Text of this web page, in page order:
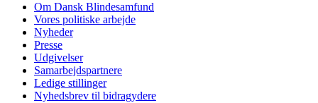
Om Dansk Blindesamfund
Vores politiske arbejde
Nyheder
Presse
Udgivelser
Samarbejdspartnere
Ledige stillinger
Nyhedsbrev til bidragydere